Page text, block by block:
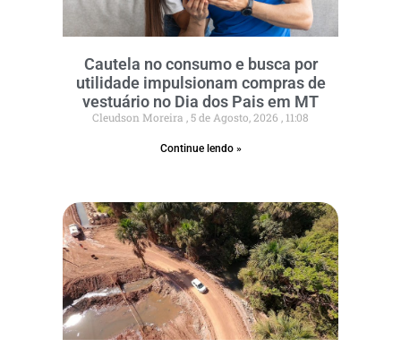
Cautela no consumo e busca por
utilidade impulsionam compras de
vestuário no Dia dos Pais em MT
Cleudson Moreira 5 de Agosto, 2026 11:08
Continue lendo »